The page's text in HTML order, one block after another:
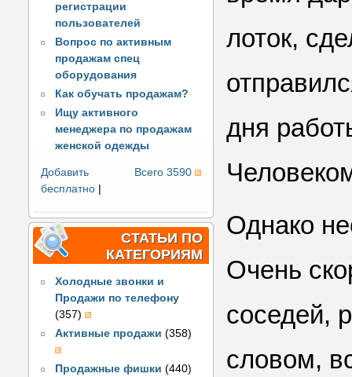
регистрации
пользователей
Вопрос по активным
продажам спец
оборудования
Как обучать продажам?
Ищу активного
менеджера по продажам
женской одежды
Всего 3590
Добавить
бесплатно |
СТАТЬИ ПО
КАТЕГОРИЯМ
Холодные звонки и
Продажи по телефону
(357)
Активные продажи (358)
Продажные фишки (440)
лоток,
дня
Однако
Очень
соседей,
словом,